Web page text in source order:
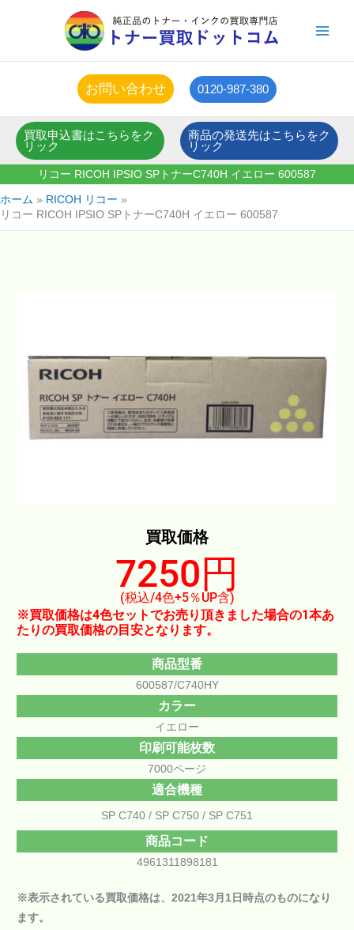
ス
お問い合わせ 0120-987-380
買取申込書はこちらをク
リック
商品の発送先はこちらをク
リック
リコー RICOH IPSIO SPトナーC740H イエロー 600587
ホーム
RICOH リコー
リコー RICOH IPSIO SPトナーC740H イエロー 600587
買取価格
7250円
(税込/4色+5％UP含)
※買取価格は4色セットでお売り頂きました場合の1本あ
たりの買取価格の目安となります。
商品型番
600587/C740HY
カラー
イエロー
印刷可能枚数
7000ページ
適合機種
SP C740 SP C750 SP C751
商品コード
4961311898181
※表示されている買取価格は、2021年3月1日時点のものになり
ます。